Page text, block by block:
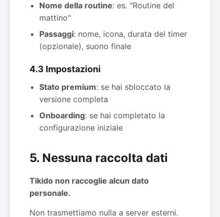
Nome della routine: es. "Routine del
mattino"
Passaggi: nome, icona, durata del timer
(opzionale), suono finale
4.3 Impostazioni
Stato premium: se hai sbloccato la
versione completa
Onboarding: se hai completato la
configurazione iniziale
5. Nessuna raccolta dati
Tikido non raccoglie alcun dato
personale.
Non trasmettiamo nulla a server esterni.